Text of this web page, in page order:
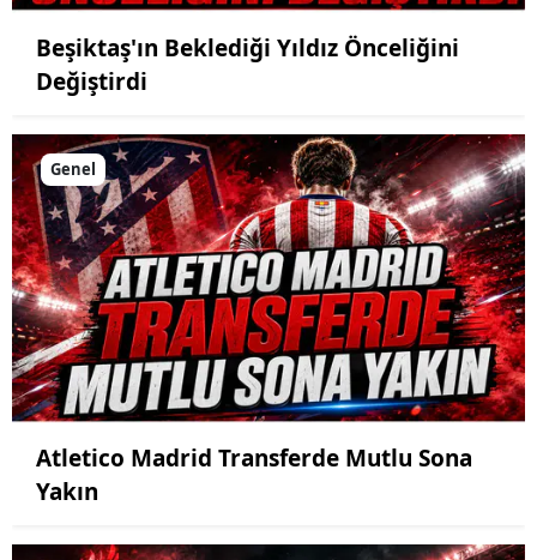
Beşiktaş'ın Beklediği Yıldız Önceliğini
Değiştirdi
Genel
Atletico Madrid Transferde Mutlu Sona
Yakın